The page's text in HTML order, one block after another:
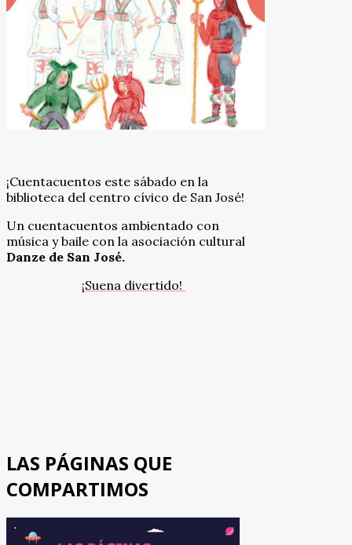
¡Cuentacuentos este sábado en la
biblioteca del centro cívico de San José!
Un cuentacuentos ambientado con
música y baile con la asociación cultural
Danze de San José.
¡Suena divertido!
LAS PÁGINAS QUE
COMPARTIMOS